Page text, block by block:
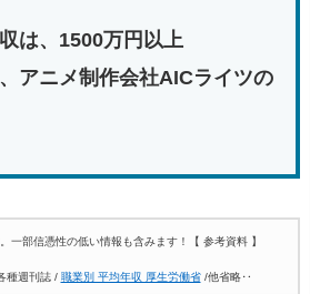
は、1500万円以上
アニメ制作会社AICライツの
一部信憑性の低い情報も含みます！ 【 参考資料 】
種週刊誌 / 職業別 平均年収 厚生労働省/他省略‥